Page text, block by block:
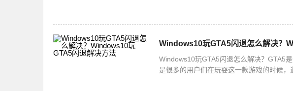
Windows10玩GTA5闪退怎么解决？
Windows10玩GTA5闪退怎么解决？GTA5
是很多的用户们在玩耍这一款游戏的时候